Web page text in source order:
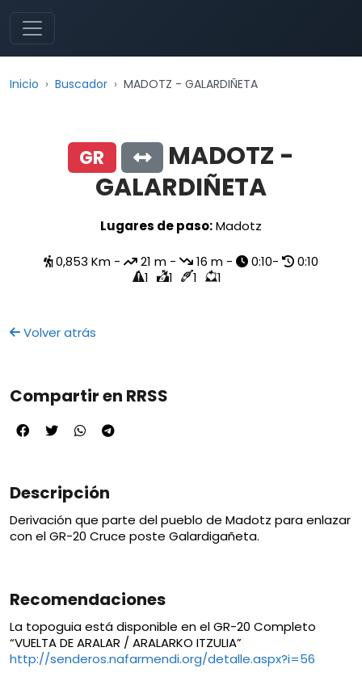
Inicio Buscador MADOTZ - GALARDIÑETA
GR
MADOTZ -
GALARDIÑETA
Lugares de paso:Madotz
0,853 Km - 21 m - 16 m - 0:10-
0:10
1
1 1 1
Volver atrás
Compartir en RRSS
Descripción
Derivación que parte del pueblo de Madotz para enlazar
con el GR-20 Cruce poste Galardigañeta.
Recomendaciones
La topoguia está disponible en el GR-20 Completo
“VUELTA DE ARALAR / ARALARKO ITZULIA”
http://senderos.nafarmendi.org/detalle.aspx?i=56